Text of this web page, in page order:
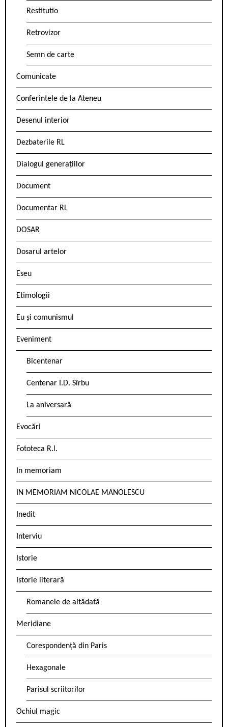
Restitutio
Retrovizor
Semn de carte
Comunicate
Conferintele de la Ateneu
Desenul interior
Dezbaterile RL
Dialogul generațiilor
Document
Documentar RL
DOSAR
Dosarul artelor
Eseu
Etimologii
Eu și comunismul
Eveniment
Bicentenar
Centenar I.D. Sîrbu
La aniversară
Evocări
Fototeca R.l.
In memoriam
IN MEMORIAM NICOLAE MANOLESCU
Inedit
Interviu
Istorie
Istorie literară
Romanele de altădată
Meridiane
Corespondență din Paris
Hexagonale
Parisul scriitorilor
Ochiul magic